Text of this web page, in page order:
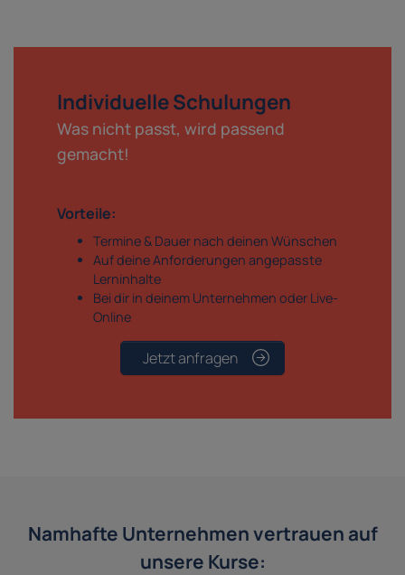
Individuelle Schulungen
Was nicht passt, wird passend
gemacht!
Vorteile:
Termine & Dauer nach deinen Wünschen
Auf deine Anforderungen angepasste
Lerninhalte
Bei dir in deinem Unternehmen oder Live-
Online
Jetzt anfragen
Namhafte Unternehmen vertrauen auf
unsere Kurse: